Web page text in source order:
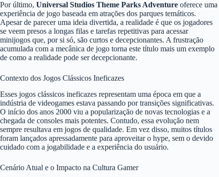
Por último, Universal Studios Theme Parks Adventure oferece uma
experiência de jogo baseada em atrações dos parques temáticos.
Apesar de parecer uma ideia divertida, a realidade é que os jogadores
se veem presos a longas filas e tarefas repetitivas para acessar
minijogos que, por si só, são curtos e decepcionantes. A frustração
acumulada com a mecânica de jogo torna este título mais um exemplo
de como a realidade pode ser decepcionante.
Contexto dos Jogos Clássicos Ineficazes
Esses jogos clássicos ineficazes representam uma época em que a
indústria de videogames estava passando por transições significativas.
O início dos anos 2000 viu a popularização de novas tecnologias e a
chegada de consoles mais potentes. Contudo, essa evolução nem
sempre resultava em jogos de qualidade. Em vez disso, muitos títulos
foram lançados apressadamente para aproveitar o hype, sem o devido
cuidado com a jogabilidade e a experiência do usuário.
Cenário Atual e o Impacto na Cultura Gamer